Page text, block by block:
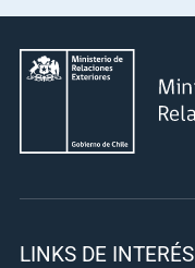
LINKS DE INTERÉS